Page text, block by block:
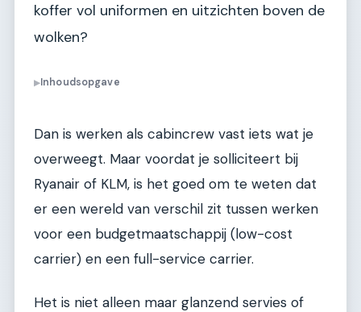
koffer vol uniformen en uitzichten boven de
wolken?
▶Inhoudsopgave
Dan is werken als cabincrew vast iets wat je
overweegt. Maar voordat je solliciteert bij
Ryanair of KLM, is het goed om te weten dat
er een wereld van verschil zit tussen werken
voor een budgetmaatschappij (low-cost
carrier) en een full-service carrier.
Het is niet alleen maar glanzend servies of